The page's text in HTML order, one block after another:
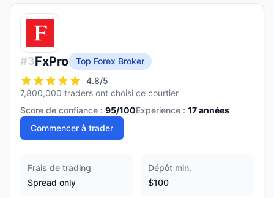
#3FxPro
Top Forex Broker
4.8/5
7,800,000 traders ont choisi ce courtier
Score de confiance : 95/100Expérience : 17années
Commencer à trader
Frais de trading
Spread only
Dépôt min.
$100